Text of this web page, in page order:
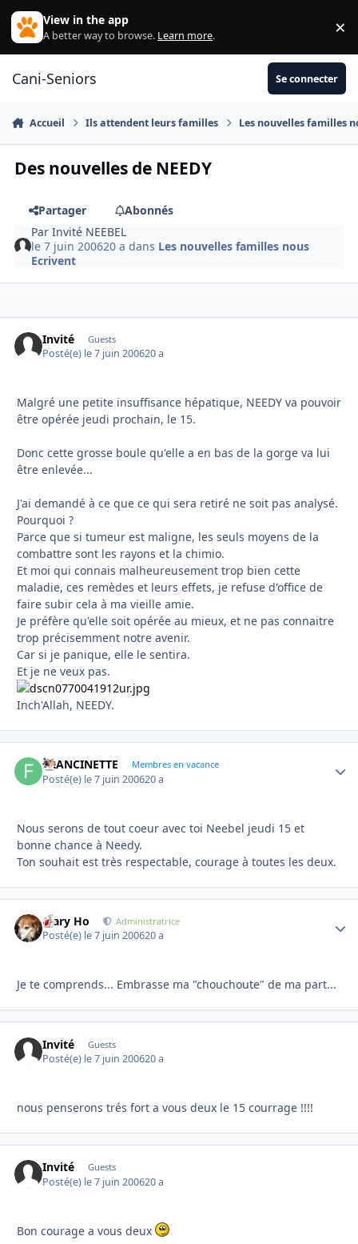
Aller au contenu
View in the app
A better way to browse. Learn more. ×
Cani-Seniors Se connecter
Accueil Ils attendent leurs familles Les nouvelles familles
Des nouvelles de NEEDY
Partager
Abonnés
ParInvité NEEBEL
le 7 juin 200620 a dans Les nouvelles familles nous
Ecrivent
Invité Guests
Posté(e) le 7 juin 200620 a
Malgré une petite insuffisance hépatique, NEEDY va pouvoir
être opérée jeudi prochain, le 15.
Donc cette grosse boule qu'elle a en bas de la gorge va lui
être enlevée...
J'ai demandé à ce que ce qui sera retiré ne soit pas analysé.
Pourquoi ?
Parce que si tumeur est maligne, les seuls moyens de la
combattre sont les rayons et la chimio.
Et moi qui connais malheureusement trop bien cette
maladie, ces remèdes et leurs effets, je refuse d'office de
faire subir cela à ma vieille amie.
Je préfère qu'elle soit opérée au mieux, et ne pas connaitre
trop précisemment notre avenir.
Car si je panique, elle le sentira.
Et je ne veux pas.
Inch'Allah, NEEDY.
FRANCINETTE Membres en vacance
Posté(e) le 7 juin 200620 a
Nous serons de tout coeur avec toi Neebel jeudi 15 et
bonne chance à Needy.
Ton souhait est très respectable, courage à toutes les deux.
Mary Ho Administratrice
Posté(e) le 7 juin 200620 a
Je te comprends... Embrasse ma "chouchoute" de ma part...
Invité Guests
Posté(e) le 7 juin 200620 a
nous penserons trés fort a vous deux le 15 courrage !!!!
Invité Guests
Posté(e) le 7 juin 200620 a
Bon courage a vous deux